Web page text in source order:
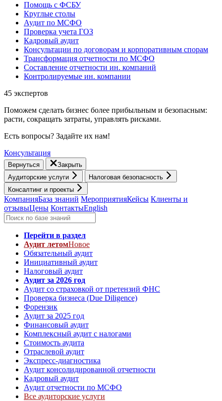
Помощь с ФСБУ
Круглые столы
Аудит по МСФО
Проверка учета ГОЗ
Кадровый аудит
Консультации по договорам и корпоративным спорам
Трансформация отчетности по МСФО
Составление отчетности ин. компаний
Контролируемые ин. компании
45 экспертов
Поможем сделать бизнес более прибыльным и безопасным:
расти, cокращать затраты, управлять рисками.
Есть вопросы? Задайте их нам!
Консультация
Вернуться
Закрыть
Аудиторские услуги
Налоговая безопасность
Консалтинг и проекты
КомпанияБаза знаний МероприятияКейсы Клиенты и
отзывыЦены КонтактыEnglish
Перейти в раздел
Аудит летомНовое
Обязательный аудит
Инициативный аудит
Налоговый аудит
Аудит за 2026 год
Аудит со страховкой от претензий ФНС
Проверка бизнеса (Due Diligence)
Форензик
Аудит за 2025 год
Финансовый аудит
Комплексный аудит с налогами
Стоимость аудита
Отраслевой аудит
Экспресс-диагностика
Аудит консолидированной отчетности
Кадровый аудит
Аудит отчетности по МСФО
Все аудиторские услуги